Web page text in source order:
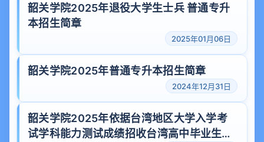
韶关学院2025年退役大学生士兵 普通专升
本招生简章
2025年01月06日
韶关学院2025年普通专升本招生简章
2024年12月31日
韶关学院2025年依据台湾地区大学入学考
试学科能力测试成绩招收台湾高中毕业生免